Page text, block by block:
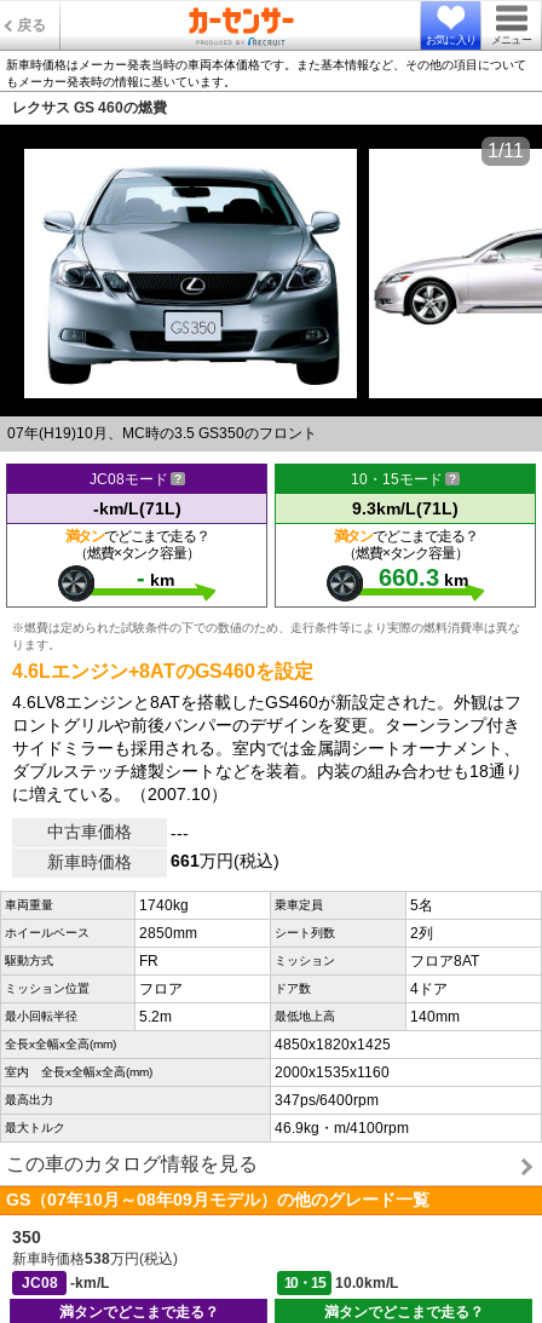
戻る
お気に入り メニュー
新車時価格はメーカー発表当時の車両本体価格です。また基本情報など、その他の項目について
もメーカー発表時の情報に基いています。
レクサス GS 460の燃費
07年(H19)10月、MC時の3.5 GS350のフロント
1/11
JC08モード
-km/L(71L)
満タンでどこまで走る？
（燃費×タンク容量）
- km
10・15モード
9.3km/L(71L)
満タンでどこまで走る？
（燃費×タンク容量）
660.3 km
※燃費は定められた試験条件の下での数値のため、走行条件等により実際の燃料消費率は異な
ります。
4.6Lエンジン+8ATのGS460を設定
4.6LV8エンジンと8ATを搭載したGS460が新設定された。外観はフ
ロントグリルや前後バンパーのデザインを変更。ターンランプ付き
サイドミラーも採用される。室内では金属調シートオーナメント、
ダブルステッチ縫製シートなどを装着。内装の組み合わせも18通り
に増えている。（2007.10）
中古車価格
---
新車時価格
661万円(税込)
車両重量 1740kg 乗車定員 5名
ホイールベース 2850mm シート列数 2列
駆動方式 FR ミッション フロア8AT
ミッション位置 フロア ドア数 4ドア
最小回転半径 5.2m 最低地上高 140mm
全長x全幅x全高(mm) 4850x1820x1425
室内 全長x全幅x全高(mm) 2000x1535x1160
最高出力 347ps/6400rpm
最大トルク 46.9kg・m/4100rpm
この車のカタログ情報を見る
GS（07年10月～08年09月モデル）の他のグレード一覧
350
新車時価格538万円(税込)
JC08
-km/L 10・15
10.0km/L
満タンでどこまで走る？
満タンでどこまで走る？